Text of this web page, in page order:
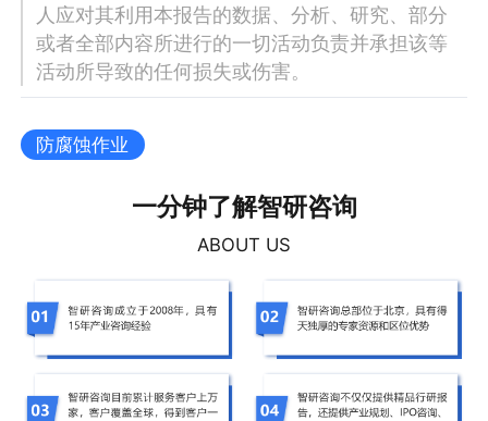
人应对其利用本报告的数据、分析、研究、部分
或者全部内容所进行的一切活动负责并承担该等
活动所导致的任何损失或伤害。
防腐蚀作业
一分钟了解智研咨询
ABOUT US